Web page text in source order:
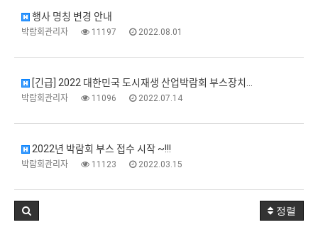
행사 명칭 변경 안내
박람회관리자 11197 2022.08.01
[긴급] 2022 대한민국 도시재생 산업박람회 부스장치…
박람회관리자 11096 2022.07.14
2022년 박람회 부스 접수 시작 ~!!!
박람회관리자 11123 2022.03.15
정렬